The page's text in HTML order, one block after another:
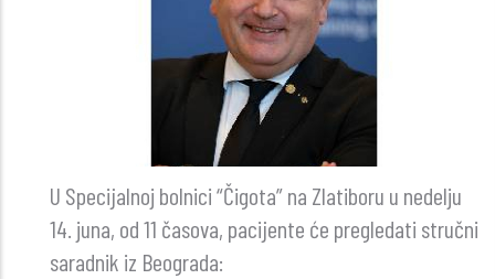
U Specijalnoj bolnici “Čigota” na Zlatiboru u nedelju
14. juna, od 11 časova, pacijente će pregledati stručni
saradnik iz Beograda: